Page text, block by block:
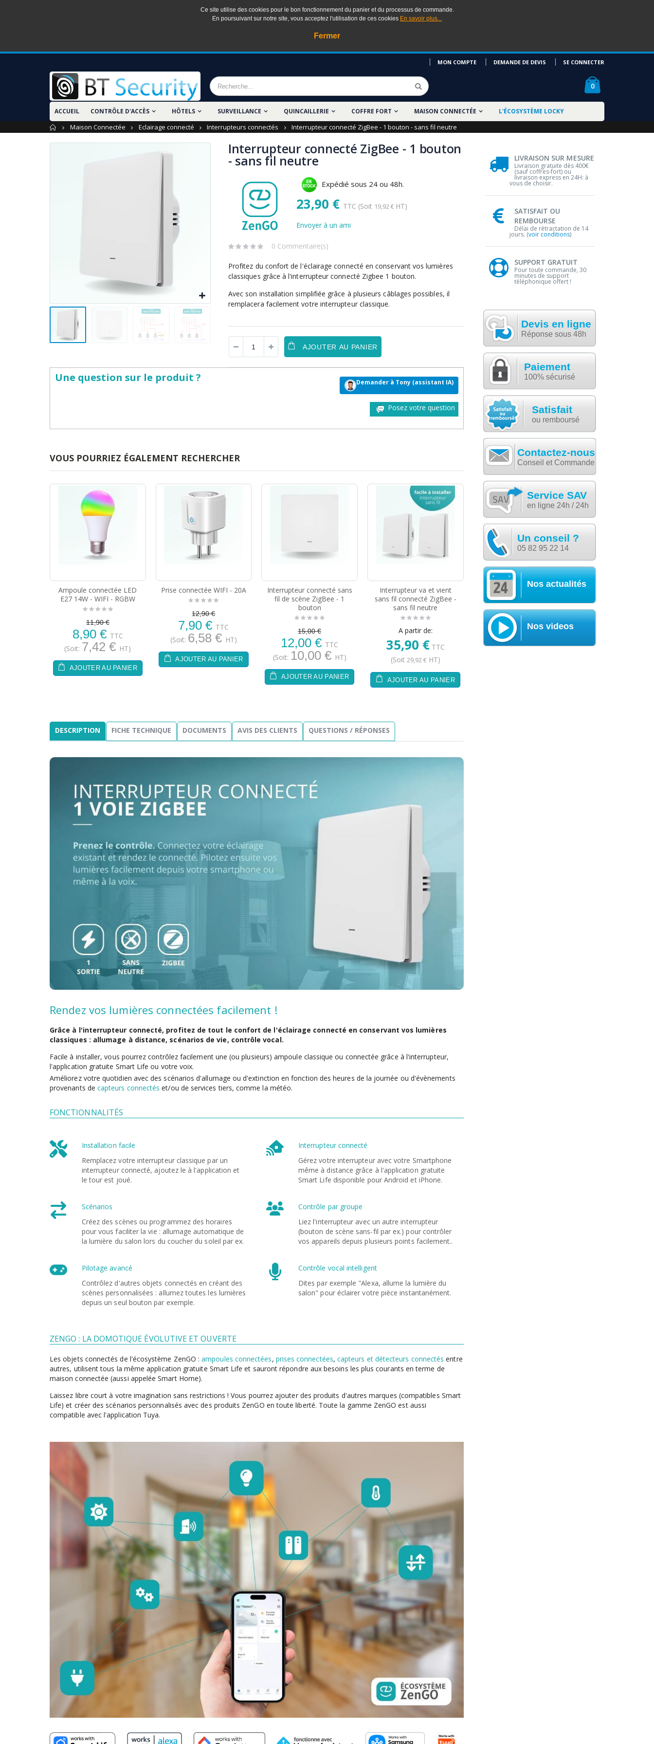
Ce site utilise des cookies pour le bon fonctionnement du panier et du processus de commande.
En poursuivant sur notre site, vous acceptez l'utilisation de ces cookies En savoir plus...
Fermer
MON COMPTE DEMANDE DE DEVIS SE CONNECTER
0
ACCUEIL CONTRÔLE D'ACCÈS HÔTELS SURVEILLANCE QUINCAILLERIE COFFRE FORT MAISON CONNECTÉE L'ÉCOSYSTÈME LOCKY
Accueil
Maison Connectée Eclairage connecté Interrupteurs connectés Interrupteur connecté ZigBee - 1 bouton - sans fil neutre
Interrupteur connecté ZigBee - 1 bouton
- sans fil neutre
Expédié sous 24 ou 48h.
23,90 € TTC (Soit 19,92 € HT)
Envoyer à un ami
0 Commentaire(s)
Profitez du confort de l'éclairage connecté en conservant vos lumières
classiques grâce à l'interrupteur connecté Zigbee 1 bouton.
Avec son installation simplifiée grâce à plusieurs câblages possibles, il
remplacera facilement votre interrupteur classique.
AJOUTER AU PANIER
Une question sur le produit ? Demander à Tony (assistant IA)
Posez votre question
VOUS POURRIEZ ÉGALEMENT RECHERCHER
Ampoule connectée LED
E27 14W - WIFI - RGBW
11,90 €
8,90 € TTC
(Soit: 7,42 € HT)
AJOUTER AU PANIER
Prise connectée WIFI - 20A
12,90 €
7,90 € TTC
(Soit: 6,58 € HT)
AJOUTER AU PANIER
Interrupteur connecté sans
fil de scène ZigBee - 1
bouton
15,00 €
12,00 € TTC
(Soit: 10,00 € HT)
AJOUTER AU PANIER
Interrupteur va et vient
sans fil connecté ZigBee -
sans fil neutre
A partir de:
35,90 € TTC
(Soit 29,92 €HT)
AJOUTER AU PANIER
DESCRIPTION FICHE TECHNIQUE DOCUMENTS AVIS DES CLIENTS QUESTIONS / RÉPONSES
Rendez vos lumières connectées facilement !
Grâce à l'interrupteur connecté, profitez de tout le confort de l'éclairage connecté en conservant vos lumières
classiques : allumage à distance, scénarios de vie, contrôle vocal.
Facile à installer, vous pourrez contrôlez facilement une (ou plusieurs) ampoule classique ou connectée grâce à l'interrupteur,
l'application gratuite Smart Life ou votre voix.
Améliorez votre quotidien avec des scénarios d'allumage ou d'extinction en fonction des heures de la journée ou d'évènements
provenants de capteurs connectés et/ou de services tiers, comme la météo.
FONCTIONNALITÉS
Installation facile
Remplacez votre interrupteur classique par un
interrupteur connecté, ajoutez le à l'application et
le tour est joué.
Interrupteur connecté
Gérez votre interrupteur avec votre Smartphone
même à distance grâce à l'application gratuite
Smart Life disponible pour Android et iPhone.
Scénarios
Créez des scènes ou programmez des horaires
pour vous faciliter la vie : allumage automatique de
la lumière du salon lors du coucher du soleil par ex.
Contrôle par groupe
Liez l'interrupteur avec un autre interrupteur
(bouton de scène sans-fil par ex.) pour contrôler
vos appareils depuis plusieurs points facilement..
Pilotage avancé
Contrôlez d'autres objets connectés en créant des
scènes personnalisées : allumez toutes les lumières
depuis un seul bouton par exemple.
Contrôle vocal intelligent
Dites par exemple "Alexa, allume la lumière du
salon" pour éclairer votre pièceinstantanément.
ZENGO : LA DOMOTIQUE ÉVOLUTIVE ET OUVERTE
Les objets connectés de l'écosystème ZenGO :ampoules connectées, prises connectées, capteurs et détecteurs connectés entre
autres, utilisent tous la même application gratuite Smart Life et sauront répondre aux besoins les plus courants en terme de
maison connectée (aussi appelée Smart Home).
Laissez libre court à votre imagination sans restrictions ! Vous pourrez ajouter des produits d'autres marques (compatibles Smart
Life) et créer des scénarios personnalisés avec des produits ZenGO en toute liberté. Toute la gamme ZenGO est aussi
compatible avec l'application Tuya.
LIVRAISON SUR MESURE
Livraison gratuite dès 400€
(sauf coffres-fort) ou
livraison express en 24H: à
vous de choisir.
SATISFAIT OU
REMBOURSE
Délai de rétractation de 14
jours. (voir conditions)
SUPPORT GRATUIT
Pour toute commande, 30
minutes de support
téléphonique offert !
Devis en ligne
Réponse sous 48h
Paiement
100% sécurisé
Satisfait
ou remboursé
Contactez-nous
Conseil et Commande
Service SAV
en ligne 24h / 24h
Un conseil ?
05 82 95 22 14
Nos actualités
Nos videos